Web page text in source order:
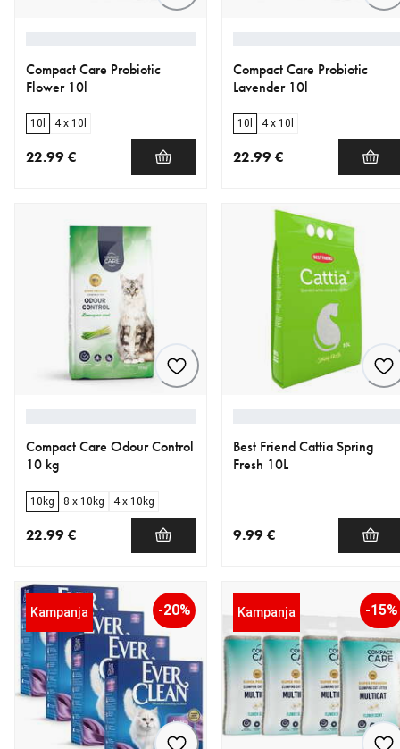
Compact Care Probiotic
Flower 10l
10l 4 x 10l
22.99 €
Compact Care Probiotic
Lavender 10l
10l 4 x 10l
22.99 €
Compact Care Odour Control
10 kg
10kg 8 x 10kg 4 x 10kg
22.99 €
Best Friend Cattia Spring
Fresh 10L
9.99 €
Kampanja -20% Kampanja -15%